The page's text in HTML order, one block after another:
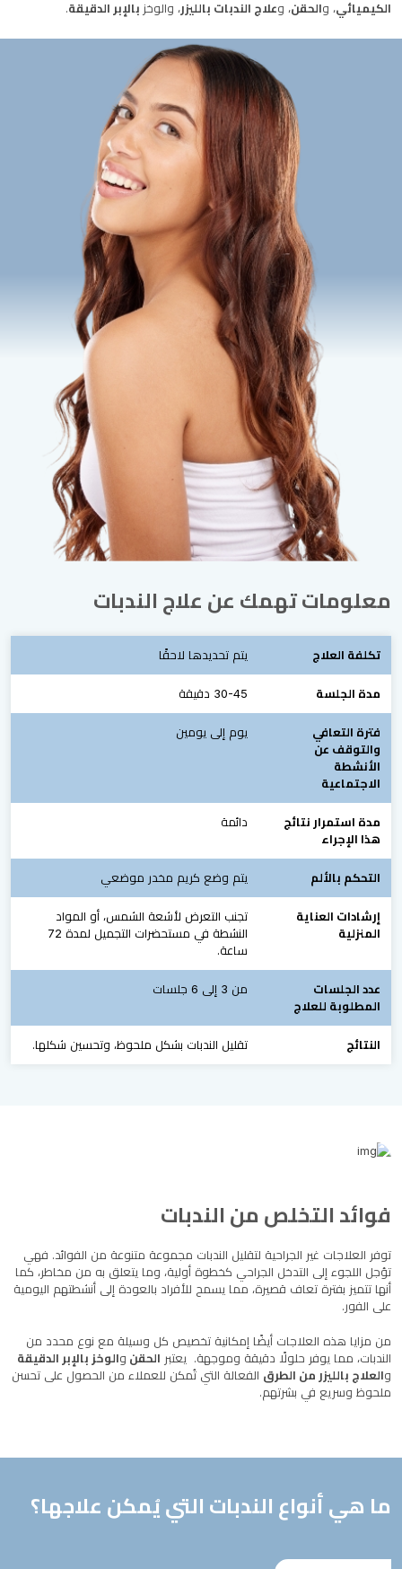
الكيميائي، والحقن، وعلاج الندبات بالليزر، والوخز بالإبر الدقيقة.
معلومات تهمك عن علاج الندبات
تكلفة العلاج يتم تحديدها لاحقًا
مدة الجلسة 30-45 دقيقة
فترة التعافي
والتوقف عن
الأنشطة
الاجتماعية
يوم إلى يومين
مدة استمرار نتائج
هذا الإجراء
دائمة
التحكم بالألم يتم وضع كريم مخدر موضعي
إرشادات العناية
المنزلية
تجنب التعرض لأشعة الشمس، أو المواد
النشطة في مستحضرات التجميل لمدة 72
ساعة.
عدد الجلسات
المطلوبة للعلاج
من 3 إلى 6 جلسات
النتائج تقليل الندبات بشكل ملحوظ، وتحسين شكلها.
فوائد التخلص من الندبات
توفر العلاجات غير الجراحية لتقليل الندبات مجموعة متنوعة من الفوائد. فهي
تؤجل اللجوء إلى التدخل الجراحي كخطوة أولية، وما يتعلق به من مخاطر، كما
أنها تتميز بفترة تعاف قصيرة، مما يسمح للأفراد بالعودة إلى أنشطتهم اليومية
على الفور.
من مزايا هذه العلاجات أيضًا إمكانية تخصيص كل وسيلة مع نوع محدد من
الندبات، مما يوفر حلولًا دقيقة وموجهة. يعتبر الحقن والوخز بالإبر الدقيقة
والعلاج بالليزر من الطرق الفعالة التي تُمكن للعملاء من الحصول على تحسن
ملحوظ وسريع في بشرتهم.
ما هي أنواع الندبات التي يُمكن علاجها؟